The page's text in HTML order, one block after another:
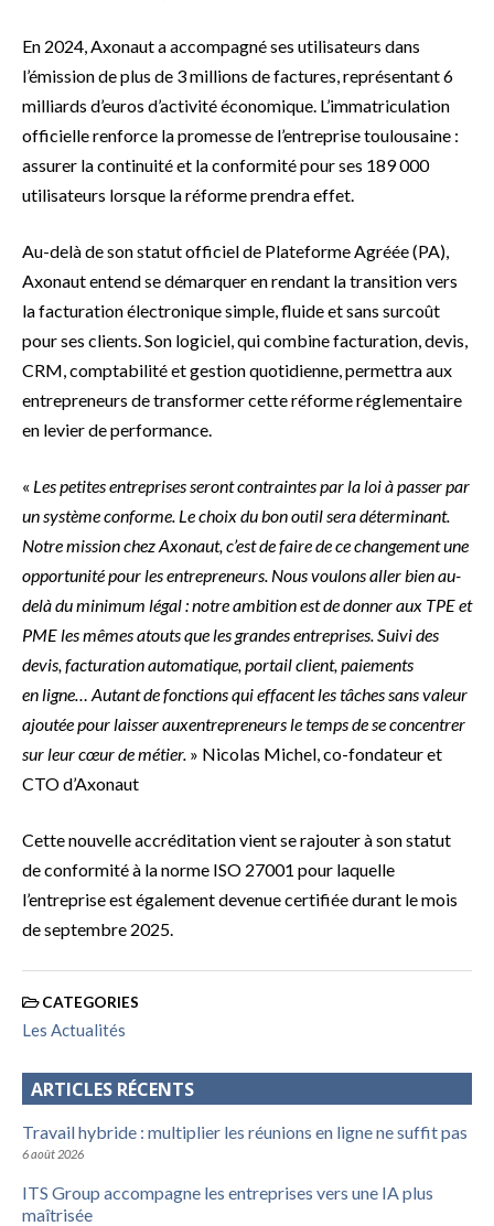
En 2024, Axonaut a accompagné ses utilisateurs dans
l’émission de plus de 3 millions de factures, représentant 6
milliards d’euros d’activité économique. L’immatriculation
officielle renforce la promesse de l’entreprise toulousaine :
assurer la continuité et la conformité pour ses 189 000
utilisateurs lorsque la réforme prendra effet.
Au-delà de son statut officiel de Plateforme Agréée (PA),
Axonaut entend se démarquer en rendant la transition vers
la facturation électronique simple, fluide et sans surcoût
pour ses clients. Son logiciel, qui combine facturation, devis,
CRM, comptabilité et gestion quotidienne, permettra aux
entrepreneurs de transformer cette réforme réglementaire
en levier de performance.
« Les petites entreprises seront contraintes par la loi à passer par
un système conforme. Lechoix du bon outil sera déterminant.
Notre mission chez Axonaut, c’est de faire de cechangement une
opportunité pour les entrepreneurs. Nous voulons aller bien au-
delà duminimum légal : notre ambition est de donner aux TPE et
PME les mêmes atouts que lesgrandes entreprises. Suivi des
devis, facturation automatique, portail client, paiements
enligne… Autant de fonctions qui effacent les tâches sans valeur
ajoutée pour laisser auxentrepreneurs le temps de se concentrer
sur leur cœur de métier. » Nicolas Michel, co-fondateur et
CTO d’Axonaut
Cette nouvelle accréditation vient se rajouter à son statut
de conformité à la norme ISO 27001 pour laquelle
l’entreprise est également devenue certifiée durant le mois
de septembre 2025.
CATEGORIES
Les Actualités
ARTICLES RÉCENTS
Travail hybride : multiplier les réunions en ligne ne suffit pas
6 août 2026
ITS Group accompagne les entreprises vers une IA plus
maîtrisée